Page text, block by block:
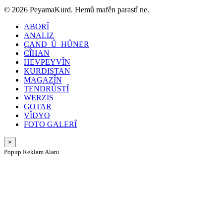
© 2026 PeyamaKurd. Hemû mafên parastî ne.
ABORÎ
ANALIZ
ÇAND_Û_HÛNER
CÎHAN
HEVPEYVÎN
KURDISTAN
MAGAZÎN
TENDRÛSTÎ
WERZIS
GOTAR
VÎDYO
FOTO GALERÎ
×
Popup Reklam Alanı